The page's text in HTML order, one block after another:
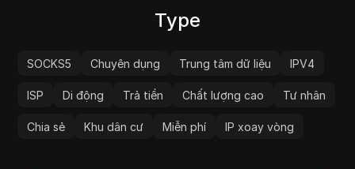
Type
SOCKS5 Chuyên dụng Trung tâm dữ liệu IPV4
ISP Di động Trả tiền Chất lượng cao Tư nhân
Chia sẻ Khu dân cư Miễn phí IP xoay vòng